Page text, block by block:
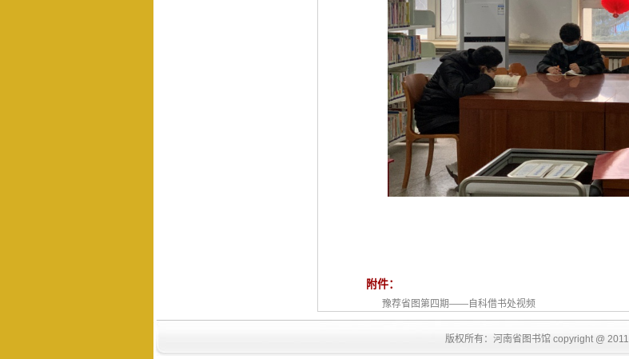
附件：
豫荐省图第四期——自科借书处视频
版权所有：河南省图书馆 copyright @ 2011